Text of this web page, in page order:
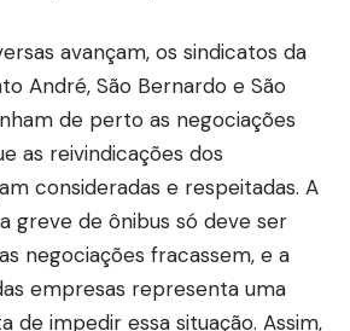
avançam, os sindicatos da
André, São Bernardo e São
de perto as negociações
as reivindicações dos
consideradas e respeitadas. A
greve de ônibus só deve ser
negociações fracassem, e a
empresas representa uma
de impedir essa situação. Assim,